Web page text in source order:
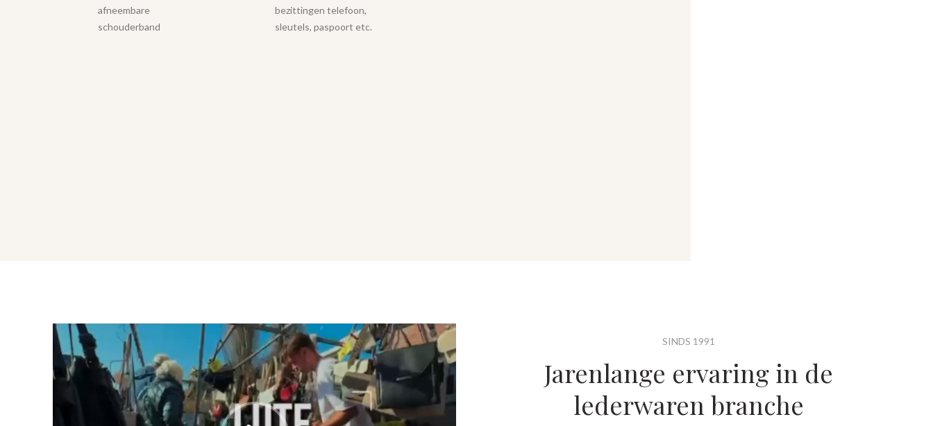
afneembare
schouderband
bezittingen telefoon,
sleutels, paspoort etc.
SINDS 1991
Jarenlange ervaring in de
lederwaren branche